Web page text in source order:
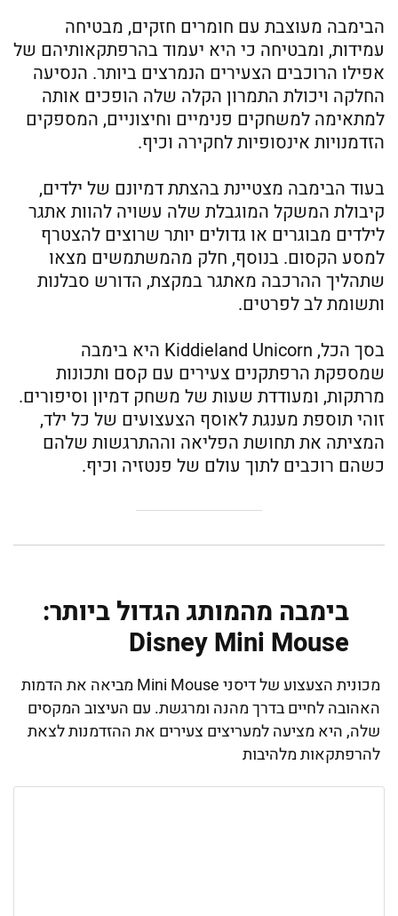
הבימבה מעוצבת עם חומרים חזקים, מבטיחה
עמידות, ומבטיחה כי היא יעמוד בהרפתקאותיהם של
אפילו הרוכבים הצעירים הנמרצים ביותר. הנסיעה
החלקה ויכולת התמרון הקלה שלה הופכים אותה
למתאימה למשחקים פנימיים וחיצוניים, המספקים
הזדמנויות אינסופיות לחקירה וכיף.
בעוד הבימבה מצטיינת בהצתת דמיונם של ילדים,
קיבולת המשקל המוגבלת שלה עשויה להוות אתגר
לילדים מבוגרים או גדולים יותר שרוצים להצטרף
למסע הקסום. בנוסף, חלק מהמשתמשים מצאו
שתהליך ההרכבה מאתגר במקצת, הדורש סבלנות
ותשומת לב לפרטים.
בסך הכל, Kiddieland Unicorn היא בימבה
שמספקת הרפתקנים צעירים עם קסם ותכונות
מרתקות, ומעודדת שעות של משחק דמיון וסיפורים.
זוהי תוספת מענגת לאוסף הצעצועים של כל ילד,
המציתה את תחושת הפליאה וההתרגשות שלהם
כשהם רוכבים לתוך עולם של פנטזיה וכיף.
בימבה מהמותג הגדול ביותר:
Disney Mini Mouse
מכונית הצעצוע של דיסני Mini Mouse מביאה את הדמות
האהובה לחיים בדרך מהנה ומרגשת. עם העיצוב המקסים
שלה, היא מציעה למעריצים צעירים את ההזדמנות לצאת
להרפתקאות מלהיבות